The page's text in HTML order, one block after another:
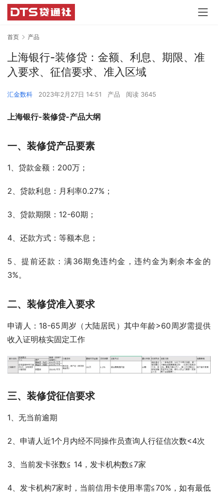
首页 产品
上海银行-装修贷：金额、利息、期限、准
入要求、征信要求、准入区域
汇金数科 2023年2月27日 14:51 产品 阅读 3645
上海银行-装修贷-产品大纲
一、装修贷产品要素
1、贷款金额：200万；
2、贷款利息：月利率0.27%；
3、贷款期限：12-60期；
4、还款方式：等额本息；
5、提前还款：满36期免违约金，违约金为剩余本金的
3%。
二、装修贷准入要求
申请人：18-65周岁（大陆居民）其中年龄>60周岁需提供
收入证明核实固定工作
三、装修贷征信要求
1、无当前逾期
2、申请人近1个月内经不同操作员查询人行征信次数<4次
3、当前发卡张数≦ 14，发卡机构数≦7家
4、发卡机构7家时，当前信用卡使用率需≦70%，如有最低